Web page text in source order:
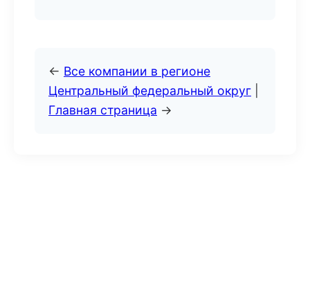
← Все компании в регионе
Центральный федеральный округ
Главная страница →